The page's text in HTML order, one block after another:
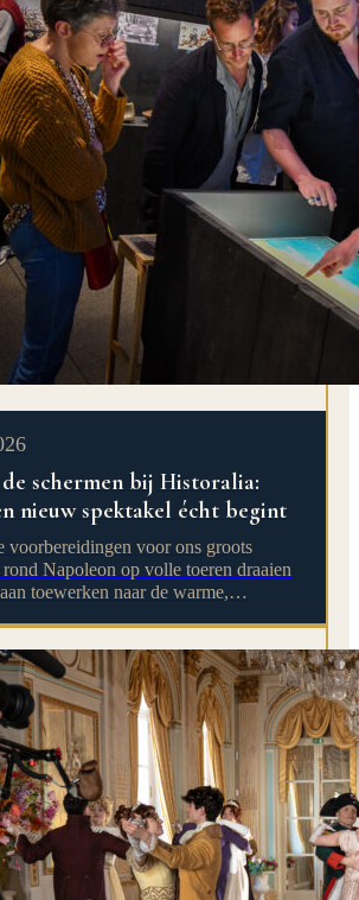
schermen bij Historalia:
nieuw spektakel écht begint
voorbereidingen voor ons groots
Napoleon op volle toeren draaien
toewerken naar de warme,…